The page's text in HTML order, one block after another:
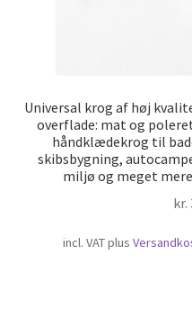
Universal krog af høj
overflade: mat og
håndklædekrog til
skibsbygning,
miljø og meget
kr.
incl. VATplus